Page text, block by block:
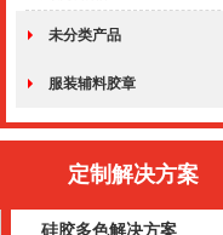
未分类产品
服装辅料胶章
定制解决方案
硅胶多色解决方案